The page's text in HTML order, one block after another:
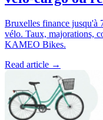
Bruxelles finance jusqu'à
vélo. Taux, majorations,
KAMEO Bikes.
Read article →